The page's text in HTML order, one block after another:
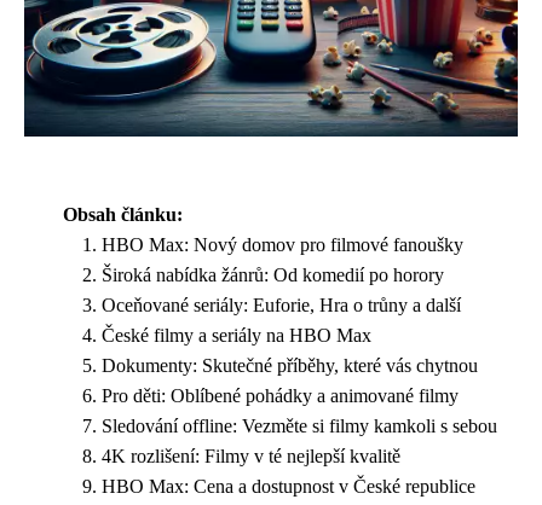
Obsah článku:
HBO Max: Nový domov pro filmové fanoušky
Široká nabídka žánrů: Od komedií po horory
Oceňované seriály: Euforie, Hra o trůny a další
České filmy a seriály na HBO Max
Dokumenty: Skutečné příběhy, které vás chytnou
Pro děti: Oblíbené pohádky a animované filmy
Sledování offline: Vezměte si filmy kamkoli s sebou
4K rozlišení: Filmy v té nejlepší kvalitě
HBO Max: Cena a dostupnost v České republice